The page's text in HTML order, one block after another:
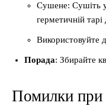
Сушене: Сушіть у
герметичній тарі
Використовуйте
Порада: Збирайте
Помилки при